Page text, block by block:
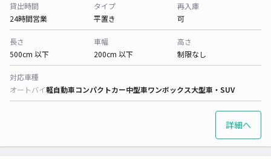
貸出時間
24時間営業
タイプ
平置き
再入庫
可
長さ
500cm 以下
車幅
200cm 以下
高さ
制限なし
対応車種
オートバイ軽自動車コンパクトカー中型車ワンボックス大型車・SUV
詳細へ